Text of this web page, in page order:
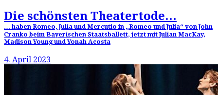
Die schönsten Theatertode…
… haben Romeo, Julia und Mercutio in „Romeo und Julia“ von John
Cranko beim Bayerischen Staatsballett, jetzt mit Julian MacKay,
Madison Young und Yonah Acosta
4. April 2023